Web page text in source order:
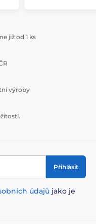
již od 1 ks
výroby
Přihlásit
údajů jako je